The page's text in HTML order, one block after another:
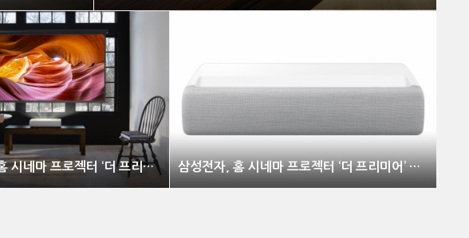
삼성전자, 홈 시네마 프로젝터 ‘더 프리미어’ 전격 공개 삼성전자, 홈 시네마 프로젝터 ‘더 프리미어’ 전격 공개